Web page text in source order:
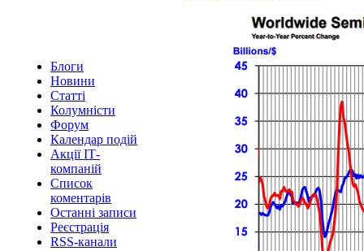
Блоги
Новини
Статті
Колумністи
Форум
Календар подій
Акції ІТ-
компаній
Список
коментарів
Останні записи
Реєстрація
RSS-канали